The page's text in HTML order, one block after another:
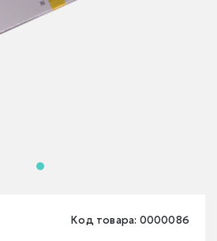
Код товара: 0000086